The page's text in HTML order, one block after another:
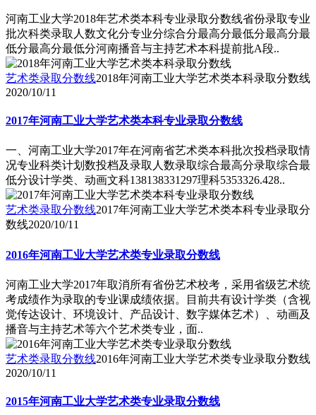
河南工业大学2018年艺术类本科专业录取分数线省份录取专业
批次科类录取人数文化分专业分综合分最高分最低分最高分最
低分最高分最低分河南播音与主持艺术本科提前批A段..
艺术类录取分数线2018年河南工业大学艺术类本科录取分数线
2020/10/11
2017年河南工业大学艺术类本科专业录取分数线
一、河南工业大学2017年在河南省艺术类本科批次投档录取情
况专业科类计划数投档及录取人数录取综合最高分录取综合最
低分设计学类、动画文科138138331297理科5353326.428..
艺术类录取分数线2017年河南工业大学艺术类本科专业录取分
数线2020/10/11
2016年河南工业大学艺术类专业录取分数线
河南工业大学2017年取消所有省份艺术校考，采用省级艺术统
考成绩作为录取的专业课成绩依据。目前共有设计学类（含视
觉传达设计、环境设计、产品设计、数字媒体艺术）、动画及
播音与主持艺术等六个艺术类专业，面..
艺术类录取分数线2016年河南工业大学艺术类专业录取分数线
2020/10/11
2015年河南工业大学艺术类专业录取分数线